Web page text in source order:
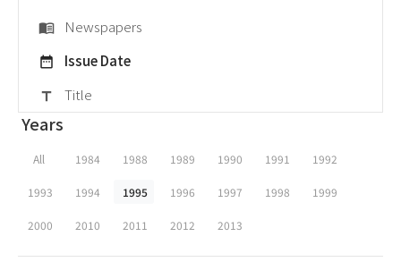
menu_book Newspapers
date_range Issue Date
title Title
Years
All 1984 1988 1989 1990 1991 1992
1993 1994 1995 1996 1997 1998 1999
2000 2010 2011 2012 2013